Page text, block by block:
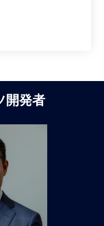
開発者